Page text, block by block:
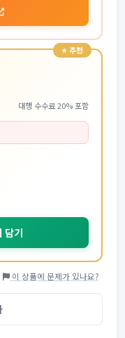
대행 수수료 20% 포함
담기
이 상품에 문제가 있나요?